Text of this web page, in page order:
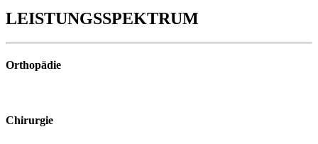
LEISTUNGSSPEKTRUM
Orthopädie
Chirurgie